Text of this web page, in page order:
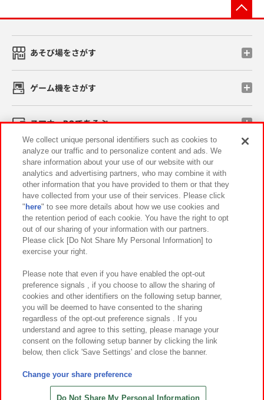
あそび場をさがす
ゲーム機をさがす
スマホ・PCであそぶ
イベント・キャンペーン
関連会社 サステナビリティ サイトポリシー
プライバシーポリシー ウェブアクセシビリティ方針と検証結果
お取引先さまとともに
カスタマーハラスメント対応方針 よくあるご質問・お問い合わせ
©Bandai Namco Amusement Inc.
©Bandai Namco Amusement Lab Inc.
©HANAYASHIKI Co., Ltd. All Rights Reserved.
We collect unique personal identifiers such as cookies to
analyze our traffic and to personalize content and ads. We
share information about your use of our website with our
analytics and advertising partners, who may combine it with
other information that you have provided to them or that they
have collected from your use of their services. Please click
" here" to see more details about how we use cookies and
the retention period of each cookie. You have the right to opt
out of our sharing of your information with our partners.
Please click [Do Not Share My Personal Information] to
exercise your right.
Please note that even if you have enabled the opt-out
preference signals , if you choose to allow the sharing of
cookies and other identifiers on the following setup banner,
you will be deemed to have consented to the sharing
regardless of the opt-out preference signals . If you
understand and agree to this setting, please manage your
consent on the following setup banner by clicking the link
below, then click 'Save Settings' and close the banner.
Change your share preference
Do Not Share My Personal Information